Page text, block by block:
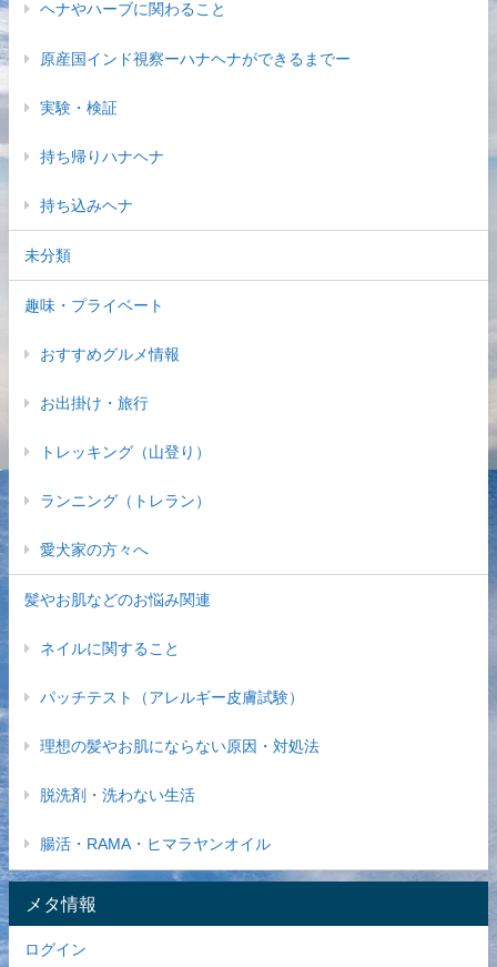
ヘナやハーブに関わること
原産国インド視察ーハナヘナができるまでー
実験・検証
持ち帰りハナヘナ
持ち込みヘナ
未分類
趣味・プライベート
おすすめグルメ情報
お出掛け・旅行
トレッキング（山登り）
ランニング（トレラン）
愛犬家の方々へ
髪やお肌などのお悩み関連
ネイルに関すること
パッチテスト（アレルギー皮膚試験）
理想の髪やお肌にならない原因・対処法
脱洗剤・洗わない生活
腸活・RAMA・ヒマラヤンオイル
メタ情報
ログイン